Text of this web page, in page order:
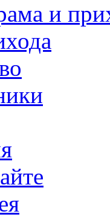
и